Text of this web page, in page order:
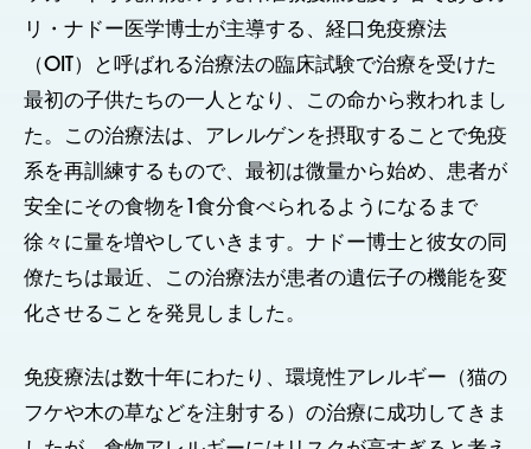
リ・ナドー医学博士が主導する、経口免疫療法
（OIT）と呼ばれる治療法の臨床試験で治療を受けた
最初の子供たちの一人となり、この命から救われまし
た。この治療法は、アレルゲンを摂取することで免疫
系を再訓練するもので、最初は微量から始め、患者が
安全にその食物を1食分食べられるようになるまで
徐々に量を増やしていきます。ナドー博士と彼女の同
僚たちは最近、この治療法が患者の遺伝子の機能を変
化させることを発見しました。
免疫療法は数十年にわたり、環境性アレルギー（猫の
フケや木の草などを注射する）の治療に成功してきま